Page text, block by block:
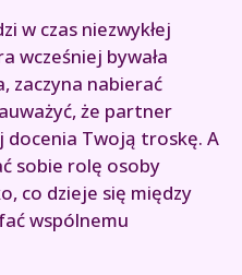
w czas niezwykłej
wcześniej bywała
zaczyna nabierać
że partner
docenia Twoją troskę. A
sobie rolę osoby
co dzieje się między
wspólnemu